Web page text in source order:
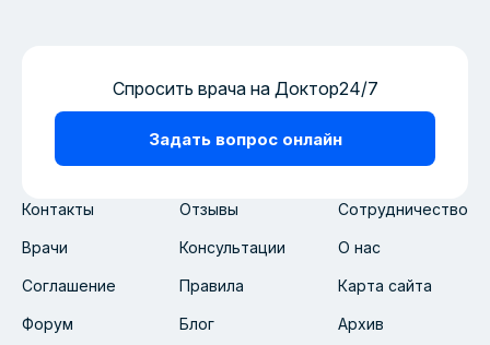
Контакты Отзывы Сотрудничество
Врачи Консультации О нас
Соглашение Правила Карта сайта
Форум Блог Архив
Спросить врача на Доктор24/7
Задать вопрос онлайн